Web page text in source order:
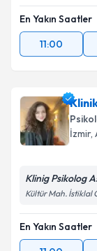
En Yakın Saatler
11:00
İzmir,
Klinig Psikolog
Kültür Mah. İstiklal
En Yakın Saatler